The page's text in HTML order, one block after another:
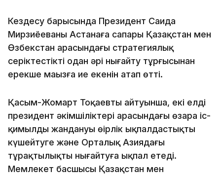
Кездесу барысында Президент Саида
Мирзиёеваның Астанаға сапары Қазақстан мен
Өзбекстан арасындағы стратегиялық
серіктестікті одан әрі нығайту тұрғысынан
ерекше маңызға ие екенін атап өтті.
Қасым-Жомарт Тоқаевтың айтуынша, екі елдің
президент әкімшіліктері арасындағы өзара іс-
қимылдың жандануы өңірлік ықпалдастықты
күшейтуге және Орталық Азиядағы
тұрақтылықты нығайтуға ықпал етеді.
Мемлекет басшысы Қазақстан мен